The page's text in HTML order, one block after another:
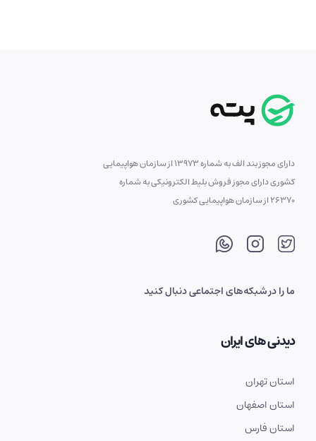
دارای مجوز بند الف به شماره 13973 از سازمان هواپیمایی
کشوری دارای مجوز فروش بلیط الکترونیکی به شماره
26370 از سازمان هواپیمایی کشوری
ما را در شبکه‌های اجتماعی دنبال کنید
دیدنی های ایران
استان تهران
استان اصفهان
استان فارس